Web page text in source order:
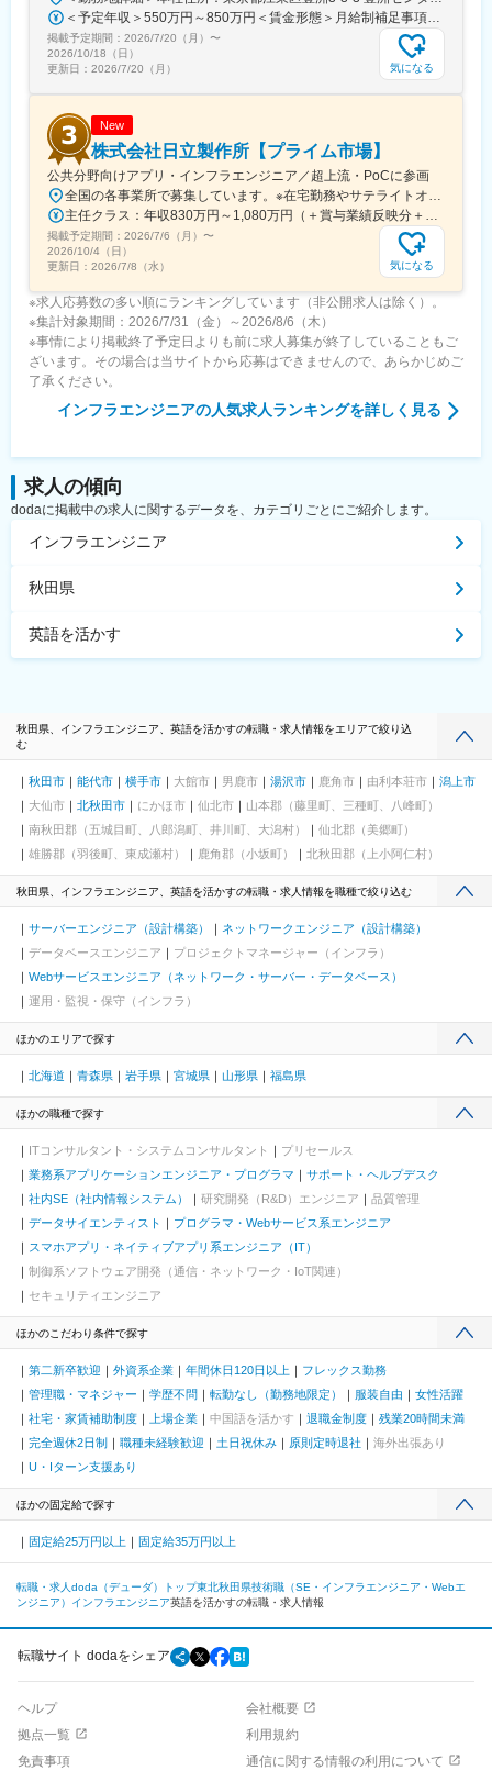
掲載予定期間： 2026/7/20（月） 〜
2026/10/18（日）
更新日： 2026/7/20（月） 気になる
New
株式会社日立製作所【プライム市場】
公共分野向けアプリ・インフラエンジニア／超上流・PoCに参画
掲載予定期間： 2026/7/6（月） 〜
2026/10/4（日）
更新日： 2026/7/8（水） 気になる
※求人応募数の多い順にランキングしています（非公開求人は除く）。
※集計対象期間：2026/7/31（金）～2026/8/6（木）
※事情により掲載終了予定日よりも前に求人募集が終了していることもご
ざいます。その場合は当サイトから応募はできませんので、あらかじめご
了承ください。
インフラエンジニアの人気求人ランキングを詳しく見る
求人の傾向
dodaに掲載中の求人に関するデータを、カテゴリごとにご紹介します。
インフラエンジニア
秋田県
英語を活かす
秋田県、インフラエンジニア、英語を活かすの転職・求人情報をエリアで絞り込
む
秋田市 能代市 横手市 大館市 男鹿市 湯沢市 鹿角市 由利本荘市
潟上市
大仙市
北秋田市 にかほ市 仙北市
山本郡（藤里町、三種町、八峰町）
南秋田郡（五城目町、八郎潟町、井川町、大潟村）
仙北郡（美郷町）
雄勝郡（羽後町、東成瀬村）
鹿角郡（小坂町） 北秋田郡（上小阿仁村）
秋田県、インフラエンジニア、英語を活かすの転職・求人情報を職種で絞り込む
サーバーエンジニア（設計構築）
ネットワークエンジニア（設計構築）
データベースエンジニア
プロジェクトマネージャー（インフラ）
Webサービスエンジニア（ネットワーク・サーバー・データベース）
運用・監視・保守（インフラ）
ほかのエリアで探す
北海道 青森県 岩手県 宮城県 山形県 福島県
ほかの職種で探す
ITコンサルタント・システムコンサルタント
プリセールス
業務系アプリケーションエンジニア・プログラマ
サポート・ヘルプデスク
社内SE（社内情報システム）
研究開発（R&D）エンジニア
品質管理
データサイエンティスト
プログラマ・Webサービス系エンジニア
スマホアプリ・ネイティブアプリ系エンジニア（IT）
制御系ソフトウェア開発（通信・ネットワーク・IoT関連）
セキュリティエンジニア
ほかのこだわり条件で探す
第二新卒歓迎 外資系企業 年間休日120日以上
フレックス勤務
管理職・マネジャー
学歴不問 転勤なし（勤務地限定） 服装自由
女性活躍
社宅・家賃補助制度
上場企業 中国語を活かす 退職金制度
残業20時間未満
完全週休2日制
職種未経験歓迎 土日祝休み 原則定時退社
海外出張あり
U・Iターン支援あり
ほかの固定給で探す
固定給25万円以上 固定給35万円以上
転職・求人doda（デューダ）トップ東北秋田県技術職（SE・インフラエンジニア・Webエ
ンジニア） インフラエンジニア英語を活かすの転職・求人情報
転職サイト dodaをシェア
ヘルプ
会社概要
拠点一覧
利用規約
免責事項
通信に関する情報の利用について